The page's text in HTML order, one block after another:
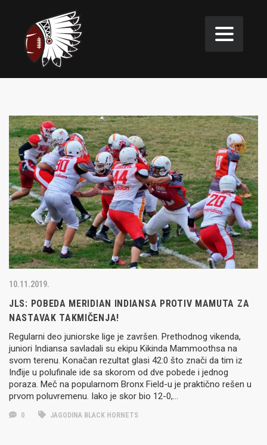
10.11.2019.
JLS: POBEDA MERIDIAN INDIANSA PROTIV MAMUTA ZA
NASTAVAK TAKMIČENJA!
Regularni deo juniorske lige je završen. Prethodnog vikenda,
juniori Indiansa savladali su ekipu Kikinda Mammoothsa na
svom terenu. Konačan rezultat glasi 42:0 što znači da tim iz
Inđije u polufinale ide sa skorom od dve pobede i jednog
poraza. Meč na popularnom Bronx Field-u je praktično rešen u
prvom poluvremenu. Iako je skor bio 12-0,…
0 JAGODINA BLACK HORNETS